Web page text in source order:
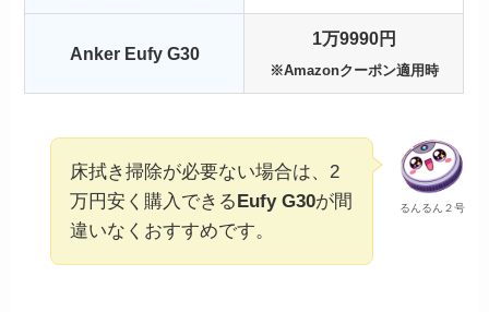
Anker Eufy G30
1万9990円
※Amazonクーポン適用時
るんるん２号
床拭き掃除が必要ない場合は、2
万円安く購入できるEufy G30が間
違いなくおすすめです。